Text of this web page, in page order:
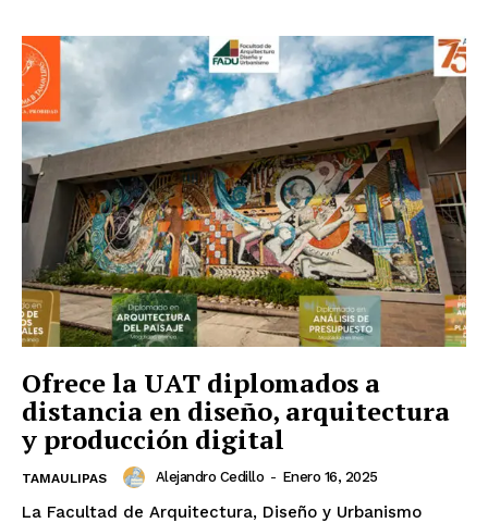
Ofrece la UAT diplomados a
distancia en diseño, arquitectura
y producción digital
TAMAULIPAS Alejandro Cedillo - Enero 16, 2025
La Facultad de Arquitectura, Diseño y Urbanismo